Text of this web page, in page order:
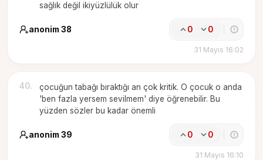
sağlık değil ikiyüzlülük olur
anonim 38 0 0
31 Mayıs 16:02
40.
çocuğun tabağı bıraktığı an çok kritik. O çocuk o anda
'ben fazla yersem sevilmem' diye öğrenebilir. Bu
yüzden sözler bu kadar önemli
anonim 39 0 0
31 Mayıs 16:10